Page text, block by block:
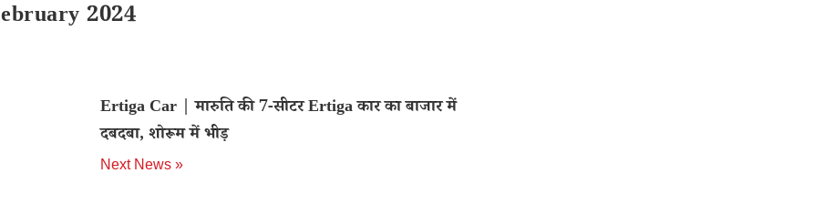
2024
Ertiga Car | मारुति की 7-सीटर Ertiga कार का बाजार में
दबदबा, शोरूम में भीड़
Next News »